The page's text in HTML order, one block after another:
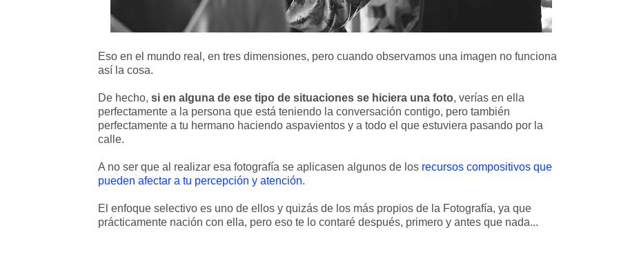
Eso en el mundo real, en tres dimensiones, pero cuando observamos una imagen no funciona
así la cosa.
De hecho, si en alguna de ese tipo de situaciones se hiciera una foto, verías en ella
perfectamente a la persona que está teniendo la conversación contigo, pero también
perfectamente a tu hermano haciendo aspavientos y a todo el que estuviera pasando por la
calle.
A no ser que al realizar esa fotografía se aplicasen algunos de los recursos compositivos que
pueden afectar a tu percepción y atención.
El enfoque selectivo es uno de ellos y quizás de los más propios de la Fotografía, ya que
prácticamente nación con ella, pero eso te lo contaré después, primero y antes que nada...